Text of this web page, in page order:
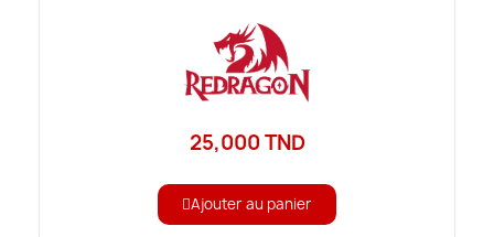
25,000 TND
Ajouter au panier